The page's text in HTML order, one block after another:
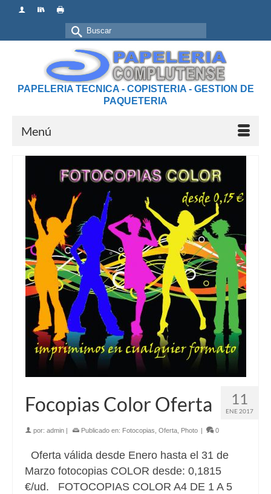
Buscar
por:
PAPELERIA TECNICA - COPISTERIA - GESTION DE
PAQUETERIA
Menú
11
ENE 2017
Focopias Color Oferta
por: admin | Publicado en: Fotocopias Oferta Photo | 0
Oferta válida desde Enero hasta el 31 de
Marzo fotocopias COLOR desde: 0,1815
€/ud. FOTOCOPIAS COLOR A4 DE 1 A 5